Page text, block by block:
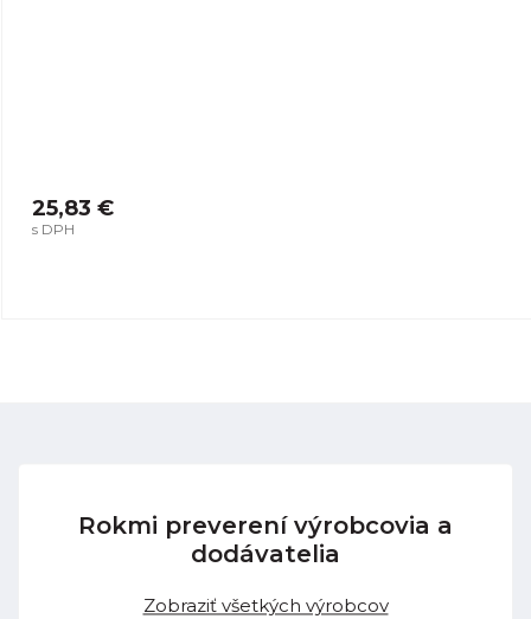
25,83 €
s DPH
Rokmi preverení výrobcovia a
dodávatelia
Zobraziť všetkých výrobcov